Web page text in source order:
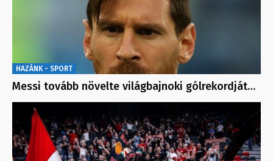
HAZÁNK - SPORT
Messi tovább növelte világbajnoki gólrekordját…